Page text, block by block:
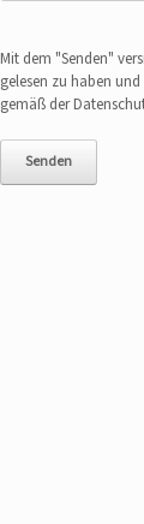
Mit dem "Senden"
gelesen zu haben
gemäß der